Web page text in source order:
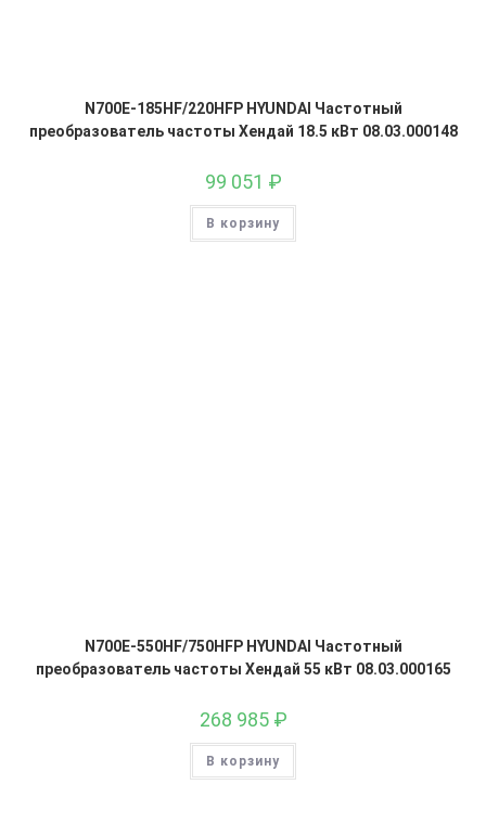
N700E-185HF/220HFP HYUNDAI Частотный
преобразователь частоты Хендай 18.5 кВт 08.03.000148
99 051 ₽
В корзину
N700E-550HF/750HFP HYUNDAI Частотный
преобразователь частоты Хендай 55 кВт 08.03.000165
268 985 ₽
В корзину